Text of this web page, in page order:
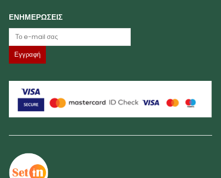
ΕΝΗΜΕΡΩΣΕΙΣ